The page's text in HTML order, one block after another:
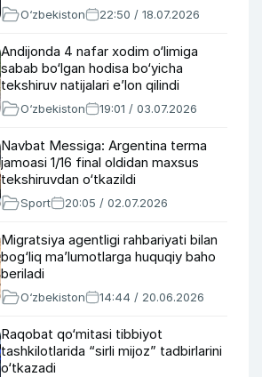
O‘zbekiston 22:50 / 18.07.2026
Andijonda 4 nafar xodim o‘limiga
sabab bo‘lgan hodisa bo‘yicha
tekshiruv natijalari e’lon qilindi
O‘zbekiston 19:01 / 03.07.2026
Navbat Messiga: Argentina terma
jamoasi 1/16 final oldidan maxsus
tekshiruvdan o‘tkazildi
Sport 20:05 / 02.07.2026
Migratsiya agentligi rahbariyati bilan
bog‘liq ma’lumotlarga huquqiy baho
beriladi
O‘zbekiston 14:44 / 20.06.2026
Raqobat qo‘mitasi tibbiyot
tashkilotlarida “sirli mijoz” tadbirlarini
o‘tkazadi